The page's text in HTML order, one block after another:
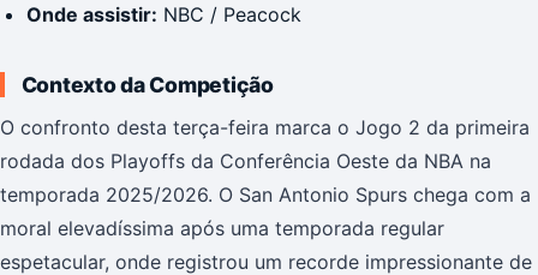
Onde assistir: NBC / Peacock
Contexto da Competição
O confronto desta terça-feira marca o Jogo 2 da primeira
rodada dos Playoffs da Conferência Oeste da NBA na
temporada 2025/2026. O San Antonio Spurs chega com a
moral elevadíssima após uma temporada regular
espetacular, onde registrou um recorde impressionante de